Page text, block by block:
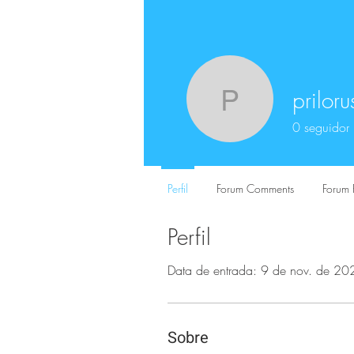
Perfil
Data de entrada: 9 de nov. de
Sobre
prilorusso
0 seguidor
Perfil Forum Comments Forum